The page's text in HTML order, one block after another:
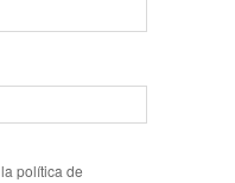
política de